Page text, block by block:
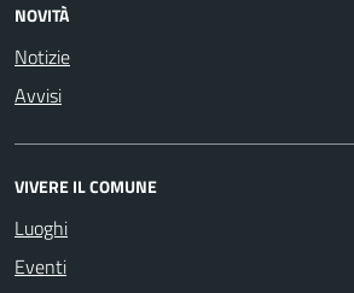
NOVITÀ
Notizie
Avvisi
VIVERE IL COMUNE
Luoghi
Eventi